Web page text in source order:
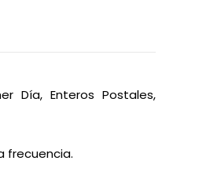
Día, Enteros Postales,
frecuencia.